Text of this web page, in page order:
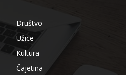
Društvo
Užice
Kultura
Čajetina